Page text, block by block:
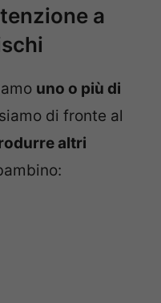
a
uno o più di
di fronte al
altri